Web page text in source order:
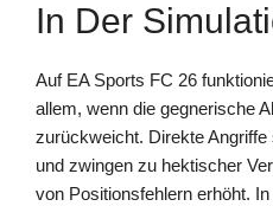
In Der
Auf EA Sports FC 26
allem, wenn die gegnerische
zurückweicht. Direkte
und zwingen zu hektischer
von Positionsfehlern erhöht.